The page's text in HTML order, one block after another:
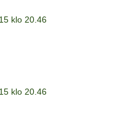
klo 20.46
klo 20.46